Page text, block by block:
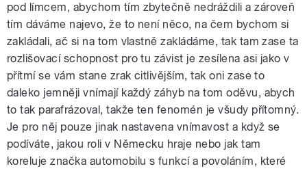
pod límcem, abychom tím zbytečně nedráždili a zároveň
tím dáváme najevo, že to není něco, na čem bychom si
zakládali, ač si na tom vlastně zakládáme, tak tam zase ta
rozlišovací schopnost pro tu závist je zesílena asi jako v
přítmí se vám stane zrak citlivějším, tak oni zase to
daleko jemněji vnímají každý záhyb na tom oděvu, abych
to tak parafrázoval, takže ten fenomén je všudy přítomný.
Je pro něj pouze jinak nastavena vnímavost a když se
podíváte, jakou roli v Německu hraje nebo jak tam
koreluje značka automobilu s funkcí a povoláním, které